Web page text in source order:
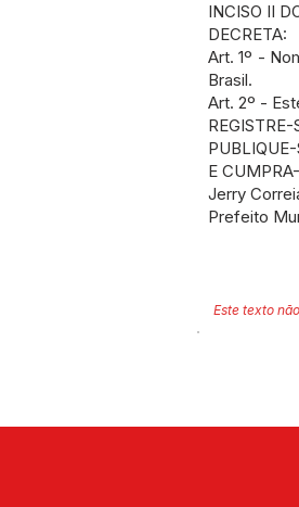
INCISO II
DECRETA:
Art. 1º -
Brasil.
Art. 2º -
REGISTRE-
PUBLIQUE-
E
Jerry
Prefeito
Este texto